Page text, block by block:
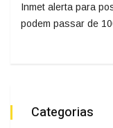
Inmet alerta para
podem passar de
Categorias